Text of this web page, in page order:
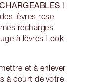
!
lèvres rose
recharges
à lèvres Look
et à enlever
à court de votre